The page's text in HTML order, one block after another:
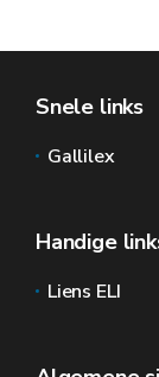
Snele links
Gallilex
Handige
Liens ELI